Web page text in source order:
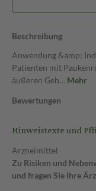
Beschreibung
Anwendung &amp;
Patienten mit
äußeren Geh… Mehr
Bewertungen
Hinweistexte und
Arzneimittel
Zu Risiken und
und fragen Sie Ihre